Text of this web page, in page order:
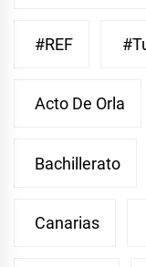
#REF
Acto De Orla
Bachillerato
Canarias